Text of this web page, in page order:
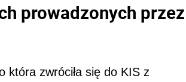
prowadzonych przez
która zwróciła się do KIS z